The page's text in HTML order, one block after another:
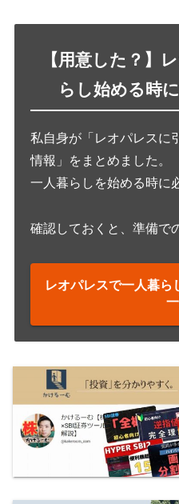
【用意した？】
らし始める時
私自身が「レオパレスに
情報」をまとめました。
一人暮らしを始める時に
確認しておくと、準備で
レオパレスで一人暮ら